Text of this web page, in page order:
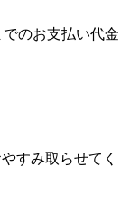
のお支払い代金
すみ取らせてく